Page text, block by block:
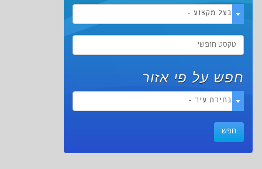
- בעל מקצוע -
חפש על פי אזור
- בחירת עיר -